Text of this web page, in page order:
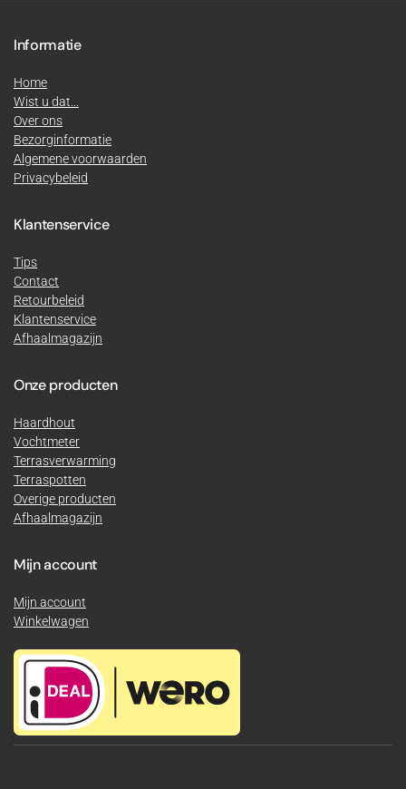
Informatie
Home
Wist u dat...
Over ons
Bezorginformatie
Algemene voorwaarden
Privacybeleid
Klantenservice
Tips
Contact
Retourbeleid
Klantenservice
Afhaalmagazijn
Onze producten
Haardhout
Vochtmeter
Terrasverwarming
Terraspotten
Overige producten
Afhaalmagazijn
Mijn account
Mijn account
Winkelwagen